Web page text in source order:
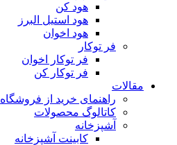
هود کن
هود استیل البرز
هود اخوان
فر توکار
فر توکار اخوان
فر توکار کن
مقالات
راهنمای خرید از فروشگاه
کاتالوگ محصولات
آشپزخانه
کابینت آشپزخانه